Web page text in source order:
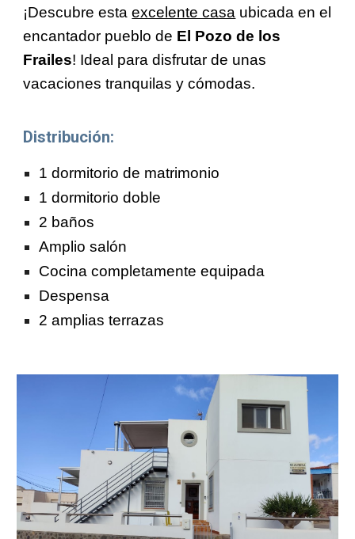
¡Descubre estaexcelente casa ubicada en el
encantador pueblo de El Pozo de los
Frailes! Ideal para disfrutar de unas
vacaciones tranquilas y cómodas.
Distribución:
1 dormitorio de matrimonio
1 dormitorio doble
2 baños
Amplio salón
Cocina completamente equipada
Despensa
2 amplias terrazas